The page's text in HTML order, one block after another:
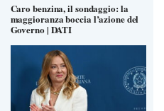
Caro benzina, il sondaggio: la
maggioranza boccia l’azione del
Governo | DATI